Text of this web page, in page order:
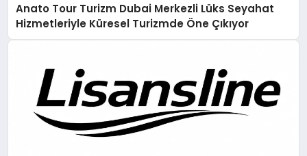
Anato Tour Turizm Dubai Merkezli Lüks Seyahat
Hizmetleriyle Küresel Turizmde Öne Çıkıyor